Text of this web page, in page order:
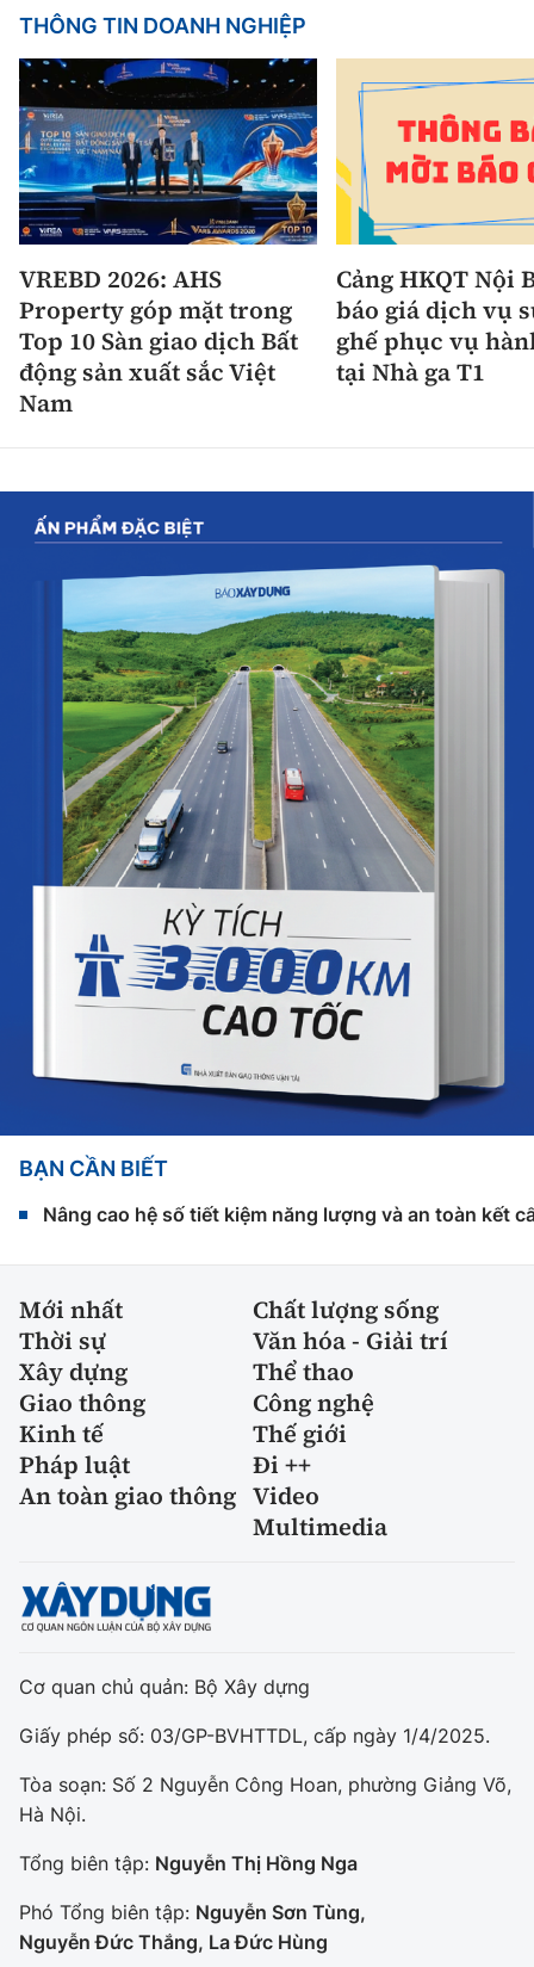
THÔNG TIN DOANH NGHIỆP
VREBD 2026: AHS
Property góp mặt trong
Top 10 Sàn giao dịch Bất
động sản xuất sắc Việt
Nam
Cảng HKQT Nội
báo giá dịch vụ
ghế phục vụ
tại Nhà ga T1
BẠN CẦN BIẾT
Nâng cao hệ số tiết kiệm năng lượng và an toàn kết
Mới nhất
Chất lượng sống
Thời sự
Văn hóa - Giải trí
Xây dựng
Thể thao
Giao thông
Công nghệ
Kinh tế
Thế giới
Pháp luật
Đi ++
An toàn giao thông Video
Multimedia
Cơ quan chủ quản: Bộ Xây dựng
Giấy phép số: 03/GP-BVHTTDL, cấp ngày 1/4/2025.
Tòa soạn: Số 2 Nguyễn Công Hoan, phường Giảng Võ,
Hà Nội.
Tổng biên tập: Nguyễn Thị Hồng Nga
Phó Tổng biên tập: Nguyễn Sơn Tùng,
Nguyễn Đức Thắng, La Đức Hùng